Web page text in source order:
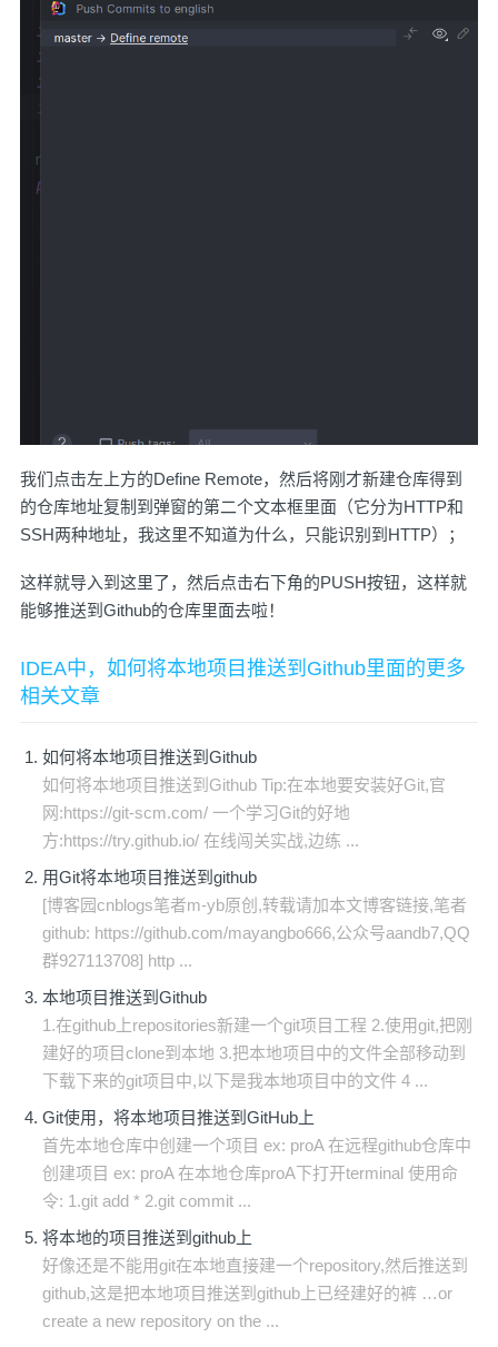
我们点击左上方的Define Remote，然后将刚才新建仓库得到
的仓库地址复制到弹窗的第二个文本框里面（它分为HTTP和
SSH两种地址，我这里不知道为什么，只能识别到HTTP）；
这样就导入到这里了，然后点击右下角的PUSH按钮，这样就
能够推送到Github的仓库里面去啦！
IDEA中，如何将本地项目推送到Github里面的更多
相关文章
如何将本地项目推送到Github
如何将本地项目推送到Github Tip:在本地要安装好Git,官
网:https://git-scm.com/ 一个学习Git的好地
方:https://try.github.io/ 在线闯关实战,边练 ...
用Git将本地项目推送到github
[博客园cnblogs笔者m-yb原创,转载请加本文博客链接,笔者
github: https://github.com/mayangbo666,公众号aandb7,QQ
群927113708] http ...
本地项目推送到Github
1.在github上repositories新建一个git项目工程 2.使用git,把刚
建好的项目clone到本地 3.把本地项目中的文件全部移动到
下载下来的git项目中,以下是我本地项目中的文件 4 ...
Git使用，将本地项目推送到GitHub上
首先本地仓库中创建一个项目 ex: proA 在远程github仓库中
创建项目 ex: proA 在本地仓库proA下打开terminal 使用命
令: 1.git add * 2.git commit ...
将本地的项目推送到github上
好像还是不能用git在本地直接建一个repository,然后推送到
github,这是把本地项目推送到github上已经建好的裤 …or
create a new repository on the ...